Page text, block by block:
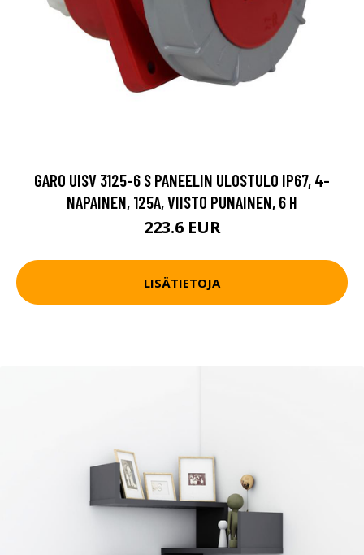
GARO UISV 3125-6 S PANEELIN ULOSTULO IP67, 4-
NAPAINEN, 125A, VIISTO PUNAINEN, 6 H
223.6 EUR
LISÄTIETOJA